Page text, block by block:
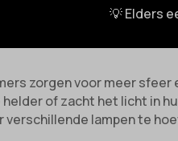
💡 Elders
zorgen voor meer
helder of zacht het licht in
verschillende lampen te